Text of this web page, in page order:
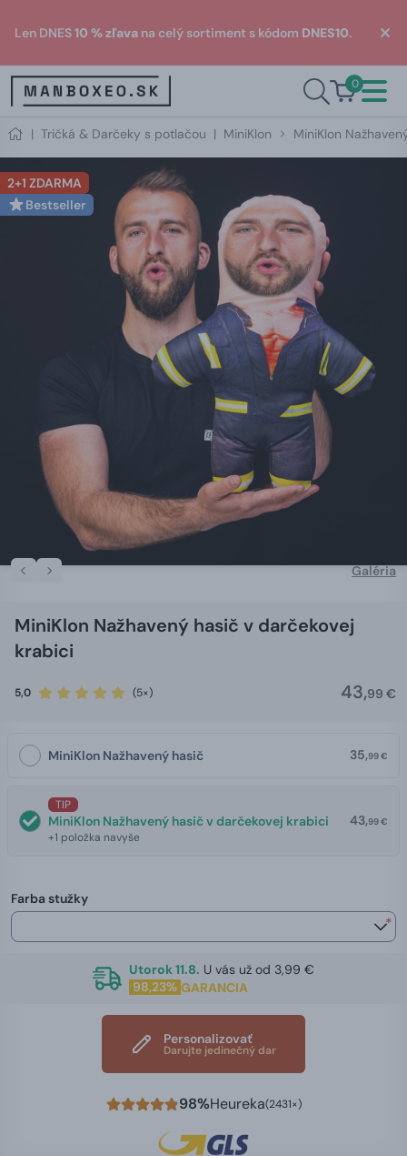
Len DNES10 % zľava na celý sortiment s kódom DNES10.
0
| Tričká & Darčeky s potlačou | MiniKlon MiniKlon
2+1 ZDARMA
Bestseller
Galéria
MiniKlon Nažhavený hasič v darčekovej
krabici
5,0 (5×) 43,99 €
MiniKlon Nažhavený hasič 35,99 €
TIP
MiniKlon Nažhavený hasič v darčekovej krabici
+1 položka navyše
43,99 €
Farba stužky
*
Utorok 11.8. U vás už od 3,99 €
98,23% GARANCIA
Personalizovať
Darujte jedinečný dar
98%Heureka(2431×)